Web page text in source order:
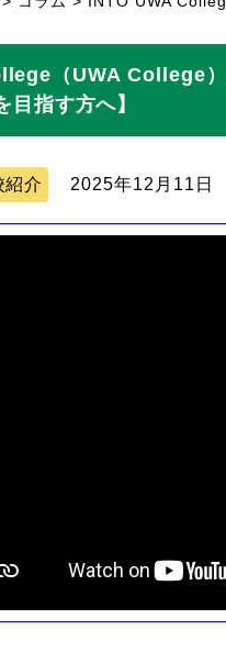
（UWA College
目指す方へ】
紹介 2025年12月11日